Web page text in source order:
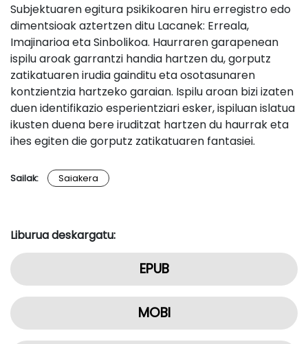
Subjektuaren egitura psikikoaren hiru erregistro edo
dimentsioak aztertzen ditu Lacanek: Erreala,
Imajinarioa eta Sinbolikoa. Haurraren garapenean
ispilu aroak garrantzi handia hartzen du, gorputz
zatikatuaren irudia gainditu eta osotasunaren
kontzientzia hartzeko garaian. Ispilu aroan bizi izaten
duen identifikazio esperientziari esker, ispiluan islatua
ikusten duena bere iruditzat hartzen du haurrak eta
ihes egiten die gorputz zatikatuaren fantasiei.
Sailak: Saiakera
Liburua deskargatu:
EPUB
MOBI